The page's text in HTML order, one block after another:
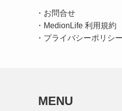
・ お問合せ
・ MedionLife 利用規約
・ プライバシーポリシー
MENU